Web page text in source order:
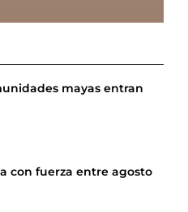
mayas entran
con fuerza entre agosto